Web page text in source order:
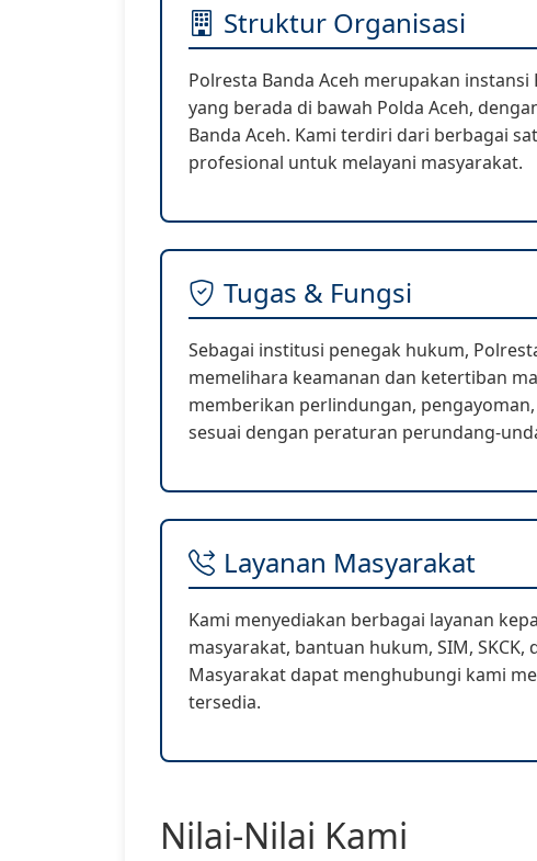
Struktur Organisasi
Polresta Banda Aceh merupakan
yang berada di bawah Polda Aceh,
Banda Aceh. Kami terdiri dari berbagai
profesional untuk melayani masyarakat.
Tugas & Fungsi
Sebagai institusi penegak hukum,
memelihara keamanan dan ketertiban
memberikan perlindungan,
sesuai dengan peraturan perundang-
Layanan Masyarakat
Kami menyediakan berbagai layanan
masyarakat, bantuan hukum, SIM,
Masyarakat dapat menghubungi kami
tersedia.
Nilai-Nilai Kami